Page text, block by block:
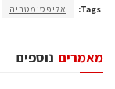
Tags: אליפסומטריה
נוספים מאמרים